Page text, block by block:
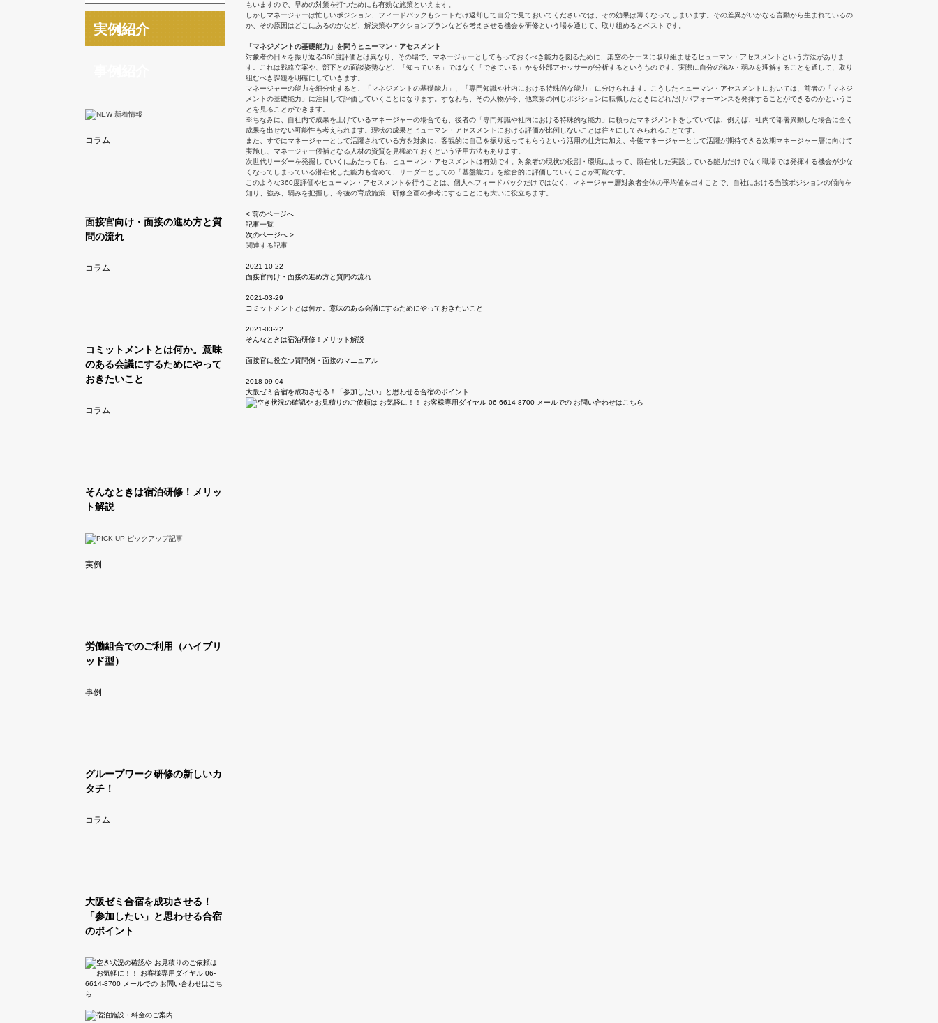
もいますので、早めの対策を打つためにも有効な施策といえます。
しかしマネージャーは忙しいポジション、フィードバックもシートだけ返却して自分で見ておいてくださいでは、その効果は薄くなってしまいます。その差異がいかなる言動から生まれているの
か、その原因はどこにあるのかなど、解決策やアクションプランなどを考えさせる機会を研修という場を通じて、取り組めるとベストです。
「マネジメントの基礎能力」を問うヒューマン・アセスメント
対象者の日々を振り返る360度評価とは異なり、その場で、マネージャーとしてもっておくべき能力を図るために、架空のケースに取り組ませるヒューマン・アセスメントという方法がありま
す。これは戦略立案や、部下との面談姿勢など、「知っている」ではなく「できている」かを外部アセッサーが分析するというものです。実際に自分の強み・弱みを理解することを通して、取り
組むべき課題を明確にしていきます。
マネージャーの能力を細分化すると、「マネジメントの基礎能力」、「専門知識や社内における特殊的な能力」に分けられます。こうしたヒューマン・アセスメントにおいては、前者の「マネジ
メントの基礎能力」に注目して評価していくことになります。すなわち、その人物が今、他業界の同じポジションに転職したときにどれだけパフォーマンスを発揮することができるのかというこ
とを見ることができます。
※ちなみに、自社内で成果を上げているマネージャーの場合でも、後者の「専門知識や社内における特殊的な能力」に頼ったマネジメントをしていては、例えば、社内で部署異動した場合に全く
成果を出せない可能性も考えられます。現状の成果とヒューマン・アセスメントにおける評価が比例しないことは往々にしてみられることです。
また、すでにマネージャーとして活躍されている方を対象に、客観的に自己を振り返ってもらうという活用の仕方に加え、今後マネージャーとして活躍が期待できる次期マネージャー層に向けて
実施し、マネージャー候補となる人材の資質を見極めておくという活用方法もあります。
次世代リーダーを発掘していくにあたっても、ヒューマン・アセスメントは有効です。対象者の現状の役割・環境によって、顕在化した実践している能力だけでなく職場では発揮する機会が少な
くなってしまっている潜在化した能力も含めて、リーダーとしての「基盤能力」を総合的に評価していくことが可能です。
このような360度評価やヒューマン・アセスメントを行うことは、個人へフィードバックだけではなく、マネージャー層対象者全体の平均値を出すことで、自社における当該ポジションの傾向を
知り、強み、弱みを把握し、今後の育成施策、研修企画の参考にすることにも大いに役立ちます。
< 前のページへ
記事一覧
次のページへ >
関連する記事
2021-10-22
面接官向け・面接の進め方と質問の流れ
2021-03-29
コミットメントとは何か。意味のある会議にするためにやっておきたいこと
2021-03-22
そんなときは宿泊研修！メリット解説
面接官に役立つ質問例・面接のマニュアル
2018-09-04
大阪ゼミ合宿を成功させる！「参加したい」と思わせる合宿のポイント
実例紹介
コラム
面接官向け・面接の進め方と質
問の流れ
コラム
コミットメントとは何か。意味
のある会議にするためにやって
おきたいこと
コラム
そんなときは宿泊研修！メリッ
ト解説
実例
労働組合でのご利用（ハイブリ
ッド型）
事例
グループワーク研修の新しいカ
タチ！
コラム
大阪ゼミ合宿を成功させる！
「参加したい」と思わせる合宿
のポイント